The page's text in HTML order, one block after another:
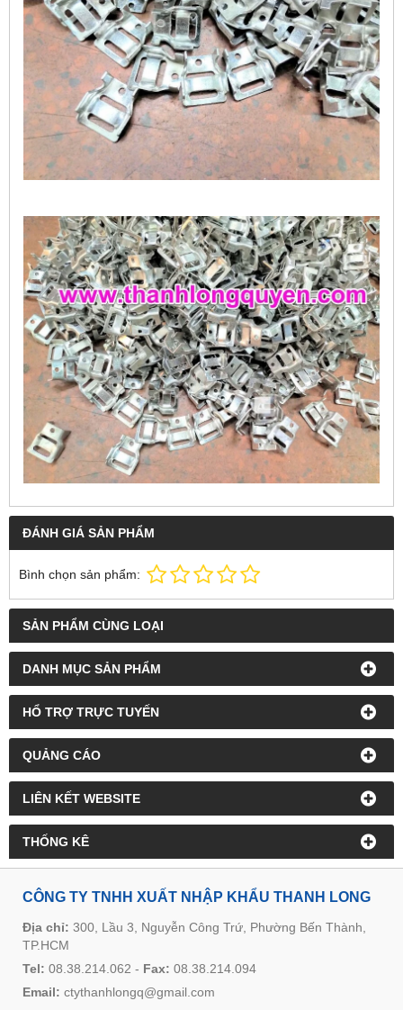
DANH MỤC SẢN PHẨM
HỔ TRỢ TRỰC TUYẾN
QUẢNG CÁO
LIÊN KẾT WEBSITE
THỐNG KÊ
ĐÁNH GIÁ SẢN PHẨM
Bình chọn sản phẩm:
SẢN PHẨM CÙNG LOẠI
CÔNG TY TNHH XUẤT NHẬP KHẨU THANH LONG
Địa chỉ: 300, Lầu 3, Nguyễn Công Trứ, Phường Bến Thành,
TP.HCM
Tel: 08.38.214.062 - Fax: 08.38.214.094
Email: ctythanhlongq@gmail.com